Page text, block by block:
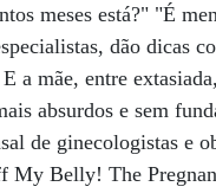
meses está?" "É
dão dicas
a mãe, entre
absurdos e sem
de ginecologistas e
My Belly! The